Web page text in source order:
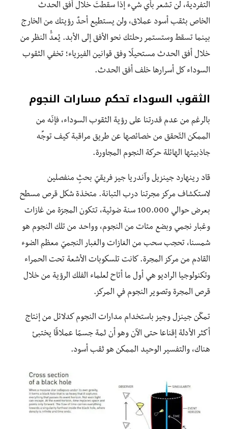
التفردية، لن تشعر بأي شيء إذا سقطتَ خلال أفق الحدث
الخاص بثقب أسود عملاق، ولن يستطيع أحدٌ رؤيتك من الخارج
بينما تسقط وستستمر رحلتك نحو الأفق إلى الأبد. يُعدُّ النظر من
خلال أفق الحدث مستحيلًا وفق قوانين الفيزياء؛ تخفي الثقوب
السوداء كل أسرارها خلف أفق الحدث.
الثقوب السوداء تحكم مسارات النجوم
بالرغم من عدم قدرتنا على رؤية الثقوب السوداء، فإنّه من
الممكن التّحقق من خصائصها عن طريق مراقبة كيف توجِّه
جاذبيتها الهائلة حركة النجوم المجاورة.
قاد رينهارد جينزيل وآندريا جيز فريقيّ بحثٍ منفصلين
لاستكشاف مركز مجرتنا درب التبانة. متخذة شكل قرص مسطح
بعرض حوالي 100.000 سنة ضوئية، تتكون المجرّة من غازات
وغبار نجمي وبضع مئات من النجوم، وواحد من تلك النجوم هو
شمسنا، تحجب سحب من الغازات والغبار النجميّ معظم الضوء
القادم من مركز المجرة. كانت تلسكوبات الأشعة تحت الحمراء
وتكنولوجيا الراديو هي أول ما أتاح لعلماء الفلك الرؤية من خلال
قرص المجرة وتصوير النجوم في المركز.
تمكّن جينزل وجيز باستخدام مدارات النجوم كدلائل من إنتاج
أكثر الأدلة إقناعا حتى الآن وهو أن ثمة جسمًا عملاقًا يختبئ
هناك، والتفسير الوحيد الممكن هو ثقب أسود.